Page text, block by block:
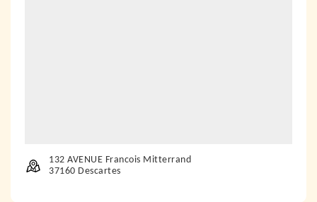
132 AVENUE Francois Mitterrand
37160 Descartes